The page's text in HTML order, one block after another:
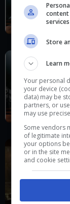
content
Store
Learn
Your personal
your device
data) may be
partners, or
may use
Some vendors
of legitimate
your options
or in the site
and cookie